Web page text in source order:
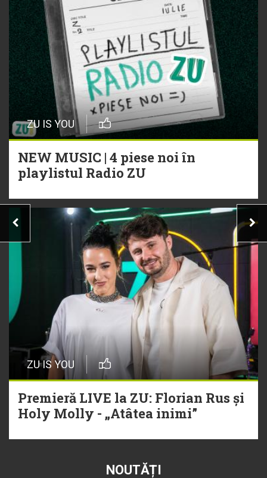
ZU IS YOU
NEW MUSIC | 4 piese noi în
playlistul Radio ZU
ZU IS YOU
Premieră LIVE la ZU: Florian Rus și
Holy Molly - „Atâtea inimi”
NOUTĂȚI